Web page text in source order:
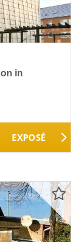
in